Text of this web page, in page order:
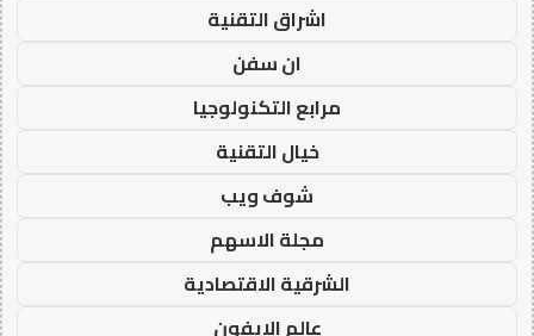
اشراق التقنية
ان سفن
مرابع التكنولوجيا
خيال التقنية
شوف ويب
مجلة الاسهم
الشرقية الاقتصادية
عالم الايفون